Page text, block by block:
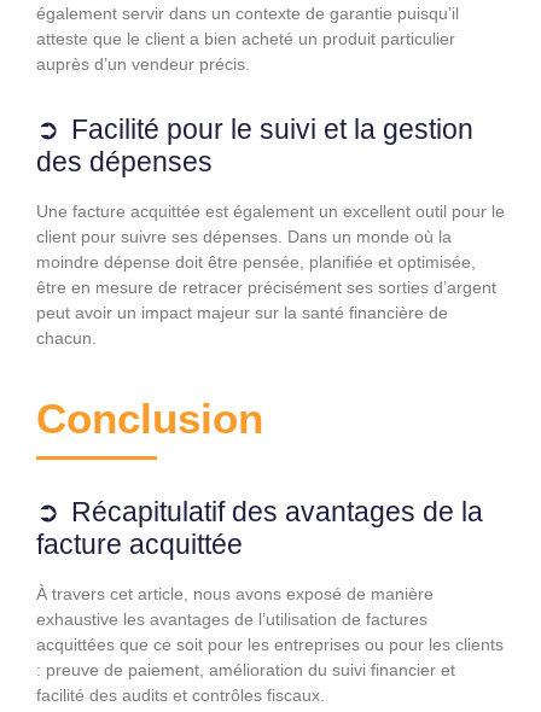
également servir dans un contexte de garantie puisqu’il
atteste que le client a bien acheté un produit particulier
auprès d’un vendeur précis.
Facilité pour le suivi et la gestion
des dépenses
Une facture acquittée est également un excellent outil pour le
client pour suivre ses dépenses. Dans un monde où la
moindre dépense doit être pensée, planifiée et optimisée,
être en mesure de retracer précisément ses sorties d’argent
peut avoir un impact majeur sur la santé financière de
chacun.
Conclusion
Récapitulatif des avantages de la
facture acquittée
À travers cet article, nous avons exposé de manière
exhaustive les avantages de l’utilisation de factures
acquittées que ce soit pour les entreprises ou pour les clients
: preuve de paiement, amélioration du suivi financier et
facilité des audits et contrôles fiscaux.